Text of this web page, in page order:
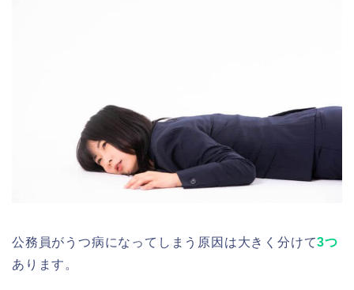
公務員がうつ病になってしまう原因は大きく分けて3つ
あります。